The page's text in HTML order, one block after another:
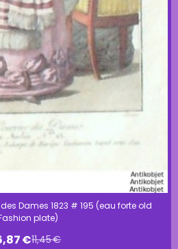
Dames 1823 # 195 (eau forte old
plate)
€11,45€